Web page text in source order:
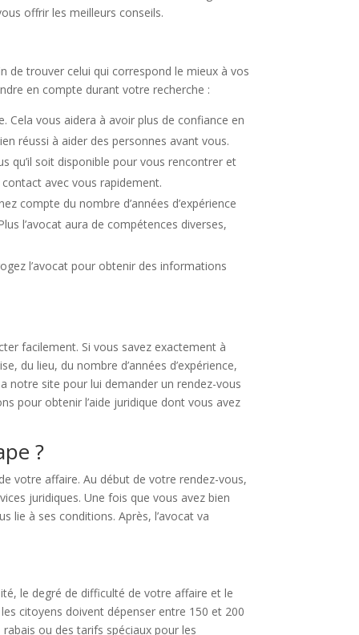
offrir les meilleurs conseils.
de trouver celui qui correspond le mieux à vos
en compte durant votre recherche :
Cela vous aidera à avoir plus de confiance en
réussi à aider des personnes avant vous.
qu’il soit disponible pour vous rencontrer et
avec vous rapidement.
compte du nombre d’années d’expérience
l’avocat aura de compétences diverses,
l’avocat pour obtenir des informations
facilement. Si vous savez exactement à
du lieu, du nombre d’années d’expérience,
notre site pour lui demander un rendez-vous
pour obtenir l’aide juridique dont vous avez
?
votre affaire. Au début de votre rendez-vous,
juridiques. Une fois que vous avez bien
lie à ses conditions. Après, l’avocat va
le degré de difficulté de votre affaire et le
citoyens doivent dépenser entre 150 et 200
ou des tarifs spéciaux pour les